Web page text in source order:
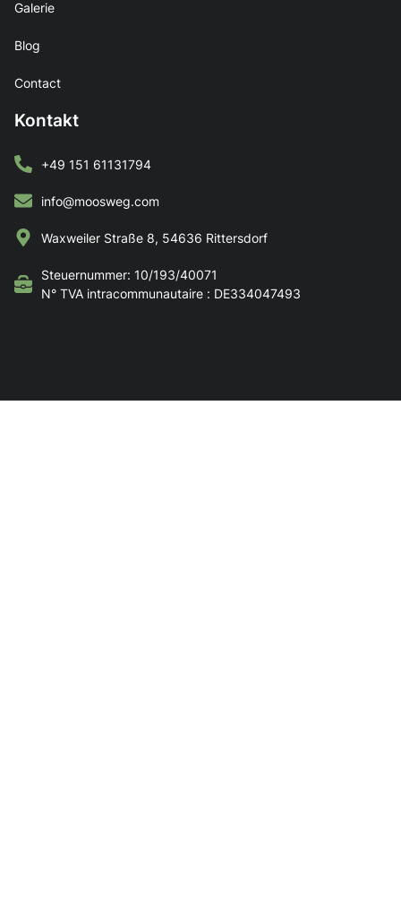
Galerie
Blog
Contact
Kontakt
+49 151 61131794
info@moosweg.com
Waxweiler Straße 8, 54636 Rittersdorf
Steuernummer: 10/193/40071
N° TVA intracommunautaire : DE334047493